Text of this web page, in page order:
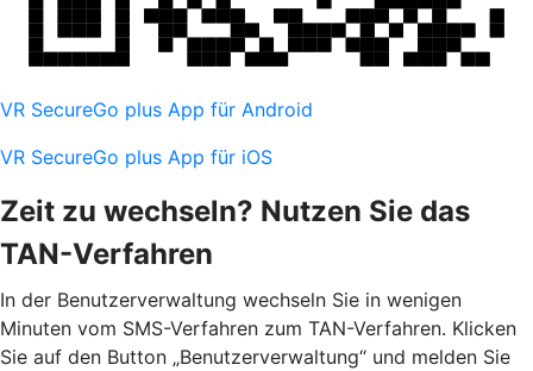
VR SecureGo plus App für Android
VR SecureGo plus App für iOS
Zeit zu wechseln? Nutzen Sie das
TAN-Verfahren
In der Benutzerverwaltung wechseln Sie in wenigen
Minuten vom SMS-Verfahren zum TAN-Verfahren. Klicken
Sie auf den Button „Benutzerverwaltung“ und melden Sie